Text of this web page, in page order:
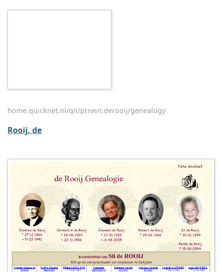
home.quicknet.nl/qn/prive/r.derooij/genealogy
Rooij, de